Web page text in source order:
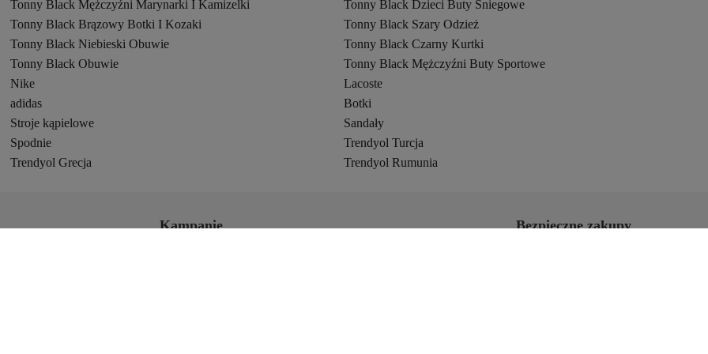
Tonny Black Mężczyźni Marynarki I Kamizelki
Tonny Black Dzieci Buty Śniegowe
Tonny Black Brązowy Botki I Kozaki
Tonny Black Szary Odzież
Tonny Black Niebieski Obuwie
Tonny Black Czarny Kurtki
Tonny Black Obuwie
Tonny Black Mężczyźni Buty Sportowe
Nike
Lacoste
adidas
Botki
Stroje kąpielowe
Sandały
Spodnie
Trendyol Turcja
Trendyol Grecja Trendyol Rumunia
Kampanie
Bezpieczne zakupy